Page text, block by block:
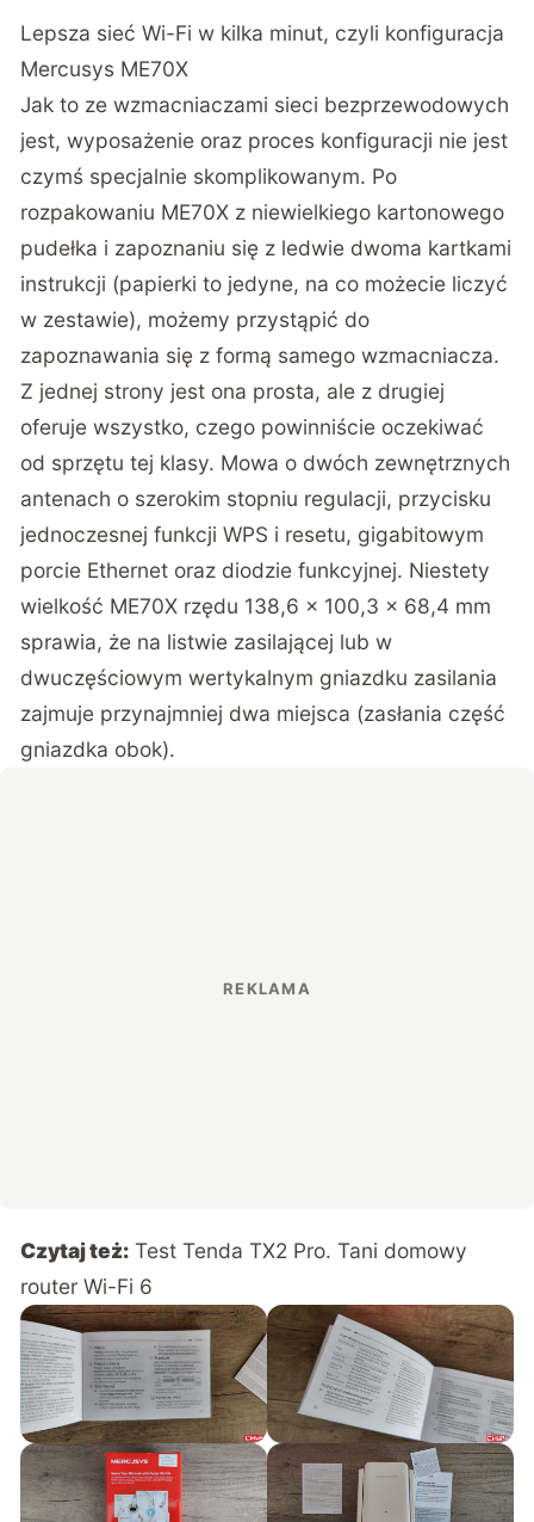
Lepsza sieć Wi-Fi w kilka minut, czyli konfiguracja
Mercusys ME70X
Jak to ze wzmacniaczami sieci bezprzewodowych
jest, wyposażenie oraz proces konfiguracji nie jest
czymś specjalnie skomplikowanym. Po
rozpakowaniu ME70X z niewielkiego kartonowego
pudełka i zapoznaniu się z ledwie dwoma kartkami
instrukcji (papierki to jedyne, na co możecie liczyć
w zestawie), możemy przystąpić do
zapoznawania się z formą samego wzmacniacza.
Z jednej strony jest ona prosta, ale z drugiej
oferuje wszystko, czego powinniście oczekiwać
od sprzętu tej klasy. Mowa o dwóch zewnętrznych
antenach o szerokim stopniu regulacji, przycisku
jednoczesnej funkcji WPS i resetu, gigabitowym
porcie Ethernet oraz diodzie funkcyjnej. Niestety
wielkość ME70X rzędu 138,6 × 100,3 × 68,4 mm
sprawia, że na listwie zasilającej lub w
dwuczęściowym wertykalnym gniazdku zasilania
zajmuje przynajmniej dwa miejsca (zasłania część
gniazdka obok).
Czytaj też: Test Tenda TX2 Pro. Tani domowy
router Wi-Fi 6